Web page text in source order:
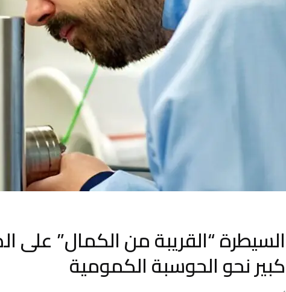
السيطرة “القريبة من الكمال” على
كبير نحو الحوسبة الكمومية